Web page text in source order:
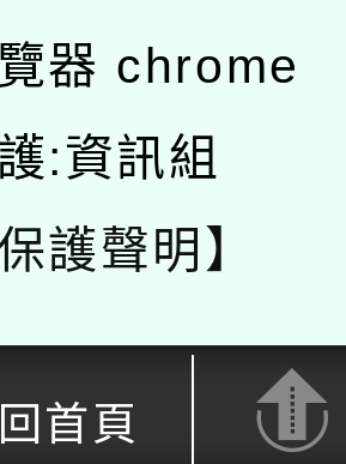
器 chrome
:資訊組
護聲明】
首頁